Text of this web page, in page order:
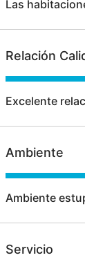
Las
Relación
Excelente
Ambiente
Ambiente
Servicio